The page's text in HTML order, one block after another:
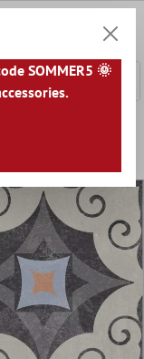
Toulon
SOMMER5 🌞